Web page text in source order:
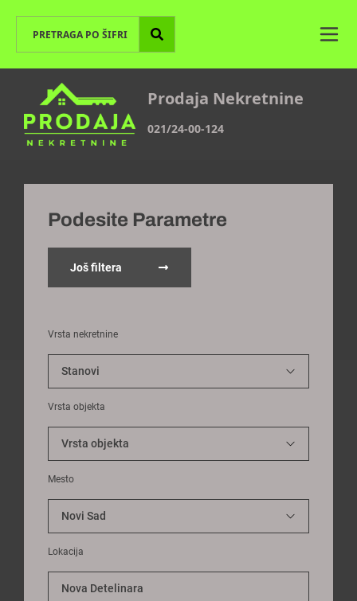
Prodaja Nekretnine
021/24-00-124
Podesite Parametre
Još filtera
Vrsta nekretnine
Vrsta objekta
Mesto
Lokacija
Nova Detelinara